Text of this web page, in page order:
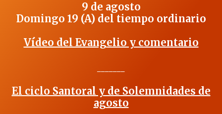
9 de agosto
Domingo 19 (A) del tiempo ordinario
Vídeo del Evangelio y comentario
El ciclo Santoral y de Solemnidades de
agosto